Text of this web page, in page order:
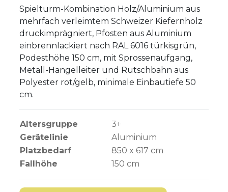
Spielturm-Kombination Holz/Aluminium aus
mehrfach verleimtem Schweizer Kiefernholz
druckimprägniert, Pfosten aus Aluminium
einbrennlackiert nach RAL 6016 türkisgrün,
Podesthöhe 150 cm, mit Sprossenaufgang,
Metall-Hangelleiter und Rutschbahn aus
Polyester rot/gelb, minimale Einbautiefe 50
cm.
Altersgruppe
3+
Gerätelinie
Aluminium
Platzbedarf
850 x 617 cm
Fallhöhe
150 cm